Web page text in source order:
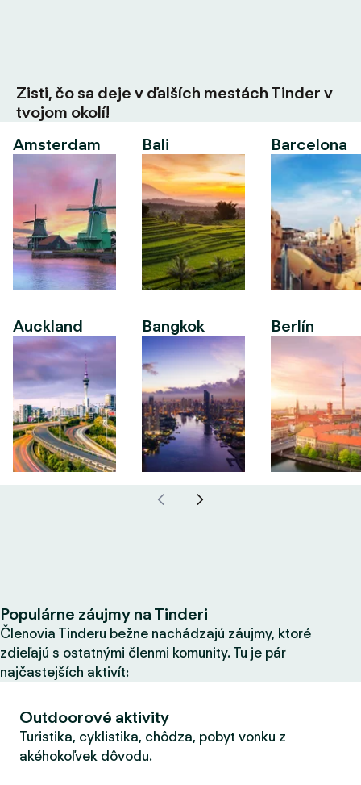
Zisti, čo sa deje v ďalších mestách Tinder v
tvojom okolí!
Amsterdam
Auckland
Bali
Bangkok
Barcelona
Berlín
Populárne záujmy na Tinderi
Členovia Tinderu bežne nachádzajú záujmy, ktoré
zdieľajú s ostatnými členmi komunity. Tu je pár
najčastejších aktivít:
Outdoorové aktivity
Turistika, cyklistika, chôdza, pobyt vonku z
akéhokoľvek dôvodu.